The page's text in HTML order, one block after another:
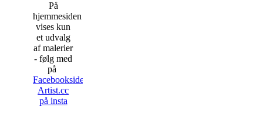
På
hjemmesiden
vises kun
et udvalg
af malerier
- følg med
på
Facebooksiden
Artist.cc
på insta